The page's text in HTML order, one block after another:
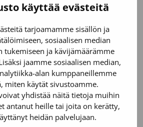
käyttää evästeitä
tarjoamamme sisällön ja
sosiaalisen median
tukemiseen ja kävijämäärämme
jaamme sosiaalisen median,
alan kumppaneillemme
miten käytät sivustoamme.
yhdistää näitä tietoja muihin
antanut heille tai joita on kerätty,
heidän palvelujaan.
LUONTAINEN
joustavaa materiaalia, joka
malli asentajille ja